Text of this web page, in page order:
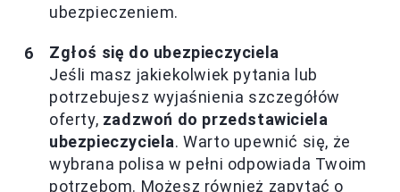
ubezpieczeniem.
Zgłoś się do ubezpieczyciela
Jeśli masz jakiekolwiek pytania lub
potrzebujesz wyjaśnienia szczegółów
oferty, zadzwoń do przedstawiciela
ubezpieczyciela. Warto upewnić się, że
wybrana polisa w pełni odpowiada Twoim
potrzebom. Możesz również zapytać o